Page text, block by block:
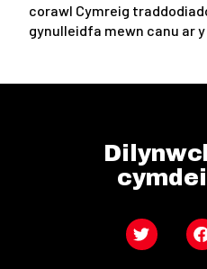
corawl Cymreig
gynulleidfa mewn canu ar
Twitter